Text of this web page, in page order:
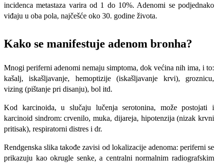
incidenca metastaza varira od 1 do 10%. Adenomi se podjednako
viđaju u oba pola, najčešće oko 30. godine života.
Kako se manifestuje adenom bronha?
Mnogi periferni adenomi nemaju simptoma, dok većina nih ima, i to:
kašalj, iskašljavanje, hemoptizije (iskašljavanje krvi), groznicu,
vizing (pištanje pri disanju), bol itd.
Kod karcinoida, u slučaju lučenja serotonina, može postojati i
karcinoid sindrom: crvenilo, muka, dijareja, hipotenzija (nizak krvni
pritisak), respiratorni distres i dr.
Rendgenska slika takođe zavisi od lokalizacije adenoma: periferni se
prikazuju kao okrugle senke, a centralni normalnim radiografskim